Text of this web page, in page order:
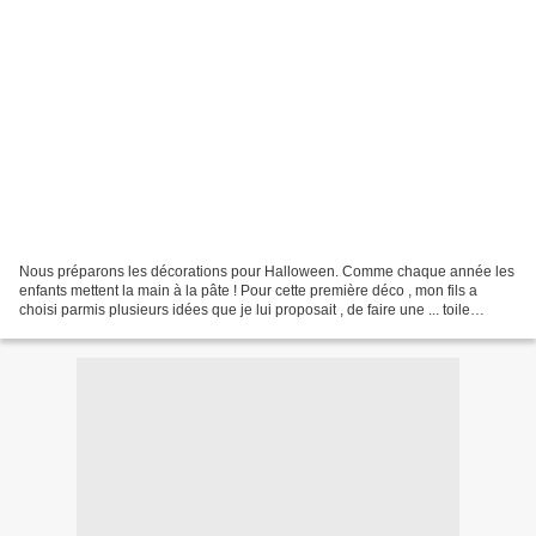
Nous préparons les décorations pour Halloween. Comme chaque année les
enfants mettent la main à la pâte ! Pour cette première déco , mon fils a
choisi parmis plusieurs idées que je lui proposait , de faire une ... toile